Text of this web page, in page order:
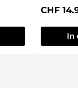
CHF
In